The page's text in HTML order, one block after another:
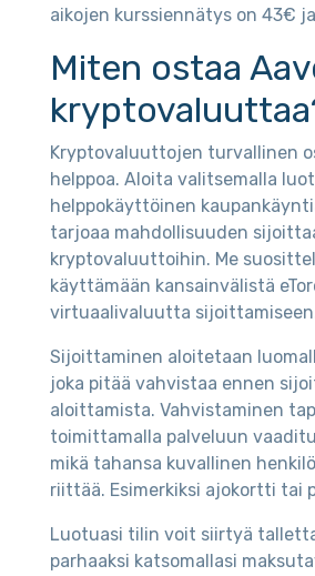
aikojen kurssiennätys on 43€
Miten ostaa
Kryptovaluuttojen turvallinen
helppoa. Aloita valitsemalla
helppokäyttöinen
tarjoaa mahdollisuuden
kryptovaluuttoihin. Me
käyttämään kansainvälistä
virtuaalivaluutta
Sijoittaminen aloitetaan
joka pitää vahvistaa ennen
aloittamista. Vahvistaminen
toimittamalla palveluun
mikä tahansa kuvallinen
riittää. Esimerkiksi ajokortti tai
Luotuasi tilin voit siirtyä
parhaaksi katsomallasi